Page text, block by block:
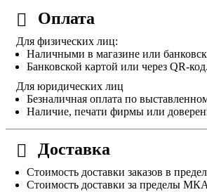
Оплата
Для физических лиц:
Наличными в магазине или
Банковской картой или через QR-код.
Для юридических лиц
Безналичная оплата по
Наличие, печати фирмы или
Доставка
Стоимость доставки заказов в
Стоимость доставки за пределы